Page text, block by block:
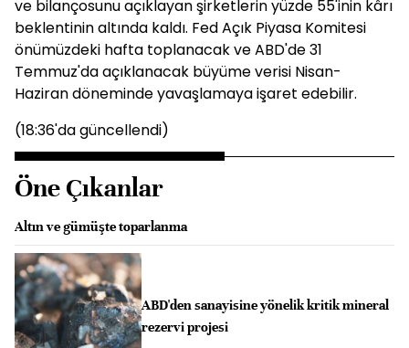
ve bilançosunu açıklayan şirketlerin yüzde 55'inin kârı
beklentinin altında kaldı. Fed Açık Piyasa Komitesi
önümüzdeki hafta toplanacak ve ABD'de 31
Temmuz'da açıklanacak büyüme verisi Nisan-
Haziran döneminde yavaşlamaya işaret edebilir.
(18:36'da güncellendi)
Öne Çıkanlar
Altın ve gümüşte toparlanma
ABD'den sanayisine yönelik kritik mineral
rezervi projesi